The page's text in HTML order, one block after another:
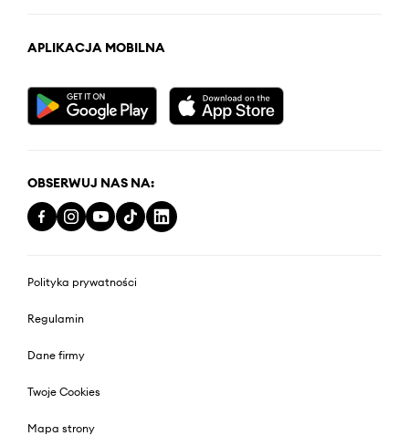
APLIKACJA MOBILNA
OBSERWUJ NAS NA:
Polityka prywatności
Regulamin
Dane firmy
Twoje Cookies
Mapa strony